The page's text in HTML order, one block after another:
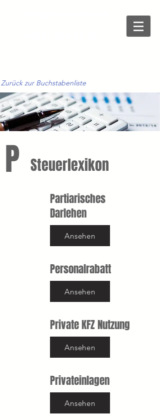
Zurück zur Buchstabenliste
P Steuerlexikon
Partiarisches
Darlehen
Ansehen
Personalrabatt
Ansehen
Private KFZ Nutzung
Ansehen
Privateinlagen
Ansehen